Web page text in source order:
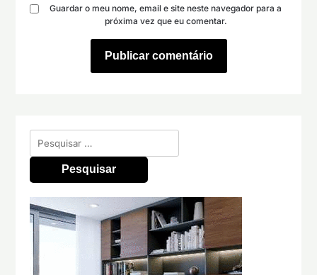
Guardar o meu nome, email e site neste navegador para a
próxima vez que eu comentar.
Pesquisar
por: